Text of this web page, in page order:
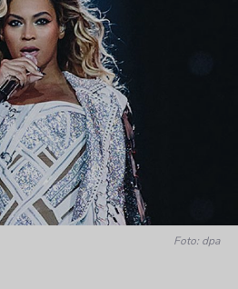
Foto: dpa